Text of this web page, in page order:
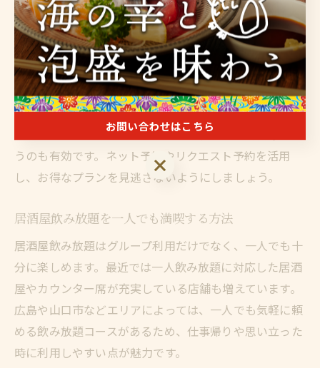
際に「3時間コースでゆっくりできた」「時間を気にせ
ず話せて満足」といった口コミも多く、コスパの高さを
実感できるポイントです。ただし、長時間コースでは飲
み過ぎや体調管理に注意しましょう。
さらに、曜日や時間帯によっては割安な飲み放題プラン
を提供している場合があるため、平日や早い時間帯を狙
うのも有効です。ネット予約やリクエスト予約を活用
し、お得なプランを見逃さないようにしましょう。
居酒屋飲み放題を一人でも満喫する方法
居酒屋飲み放題はグループ利用だけでなく、一人でも十
分に楽しめます。最近では一人飲み放題に対応した居酒
屋やカウンター席が充実している店舗も増えています。
広島や山口市などエリアによっては、一人でも気軽に頼
める飲み放題コースがあるため、仕事帰りや思い立った
時に利用しやすい点が魅力です。
お問い合わせはこちら
お問い合わせはこちら